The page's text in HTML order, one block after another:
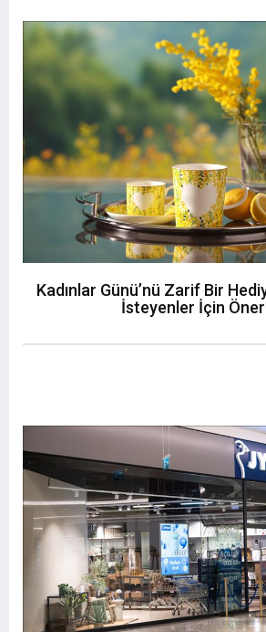
Kadınlar Günü’nü Zarif Bir
İsteyenler İçin